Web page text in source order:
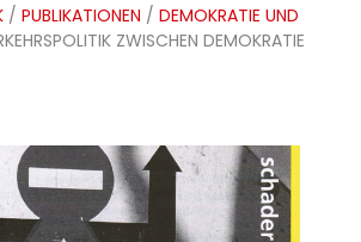
/ PUBLIKATIONEN / DEMOKRATIE UND
ZWISCHEN DEMOKRATIE